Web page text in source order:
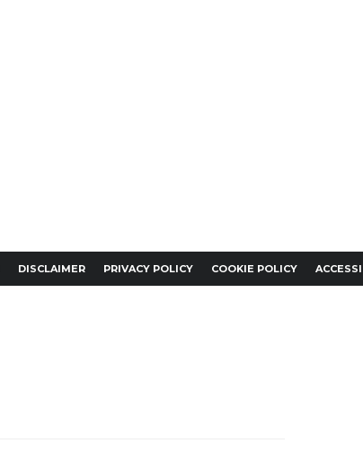
DISCLAIMER PRIVACY POLICY COOKIE POLICY